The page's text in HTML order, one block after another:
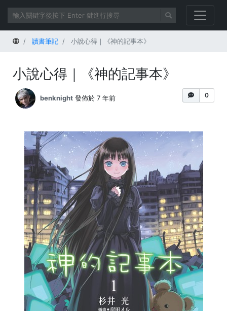
首頁 讀書筆記 小說心得｜《神的記事本》
小說心得｜《神的記事本》
0
benknight 發佈於 7 年前